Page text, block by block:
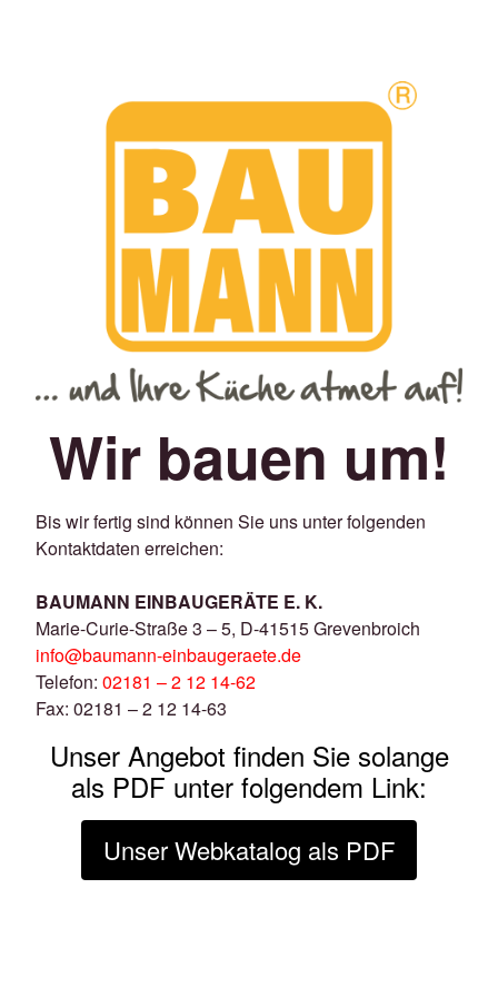
Wir bauen um!
Bis wir fertig sind können Sie uns unter folgenden
Kontaktdaten erreichen:
BAUMANN EINBAUGERÄTE E. K.
Marie-Curie-Straße 3 – 5, D-41515 Grevenbroich
info@baumann-einbaugeraete.de
Telefon: 02181 – 2 12 14-62
Fax: 02181 – 2 12 14-63
Unser Angebot finden Sie solange
als PDF unter folgendem Link:
Unser Webkatalog als PDF